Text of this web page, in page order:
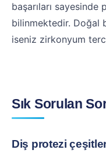
başarıları sayesinde
bilinmektedir. Doğal
iseniz zirkonyum
Sık Sorulan
Diş protezi